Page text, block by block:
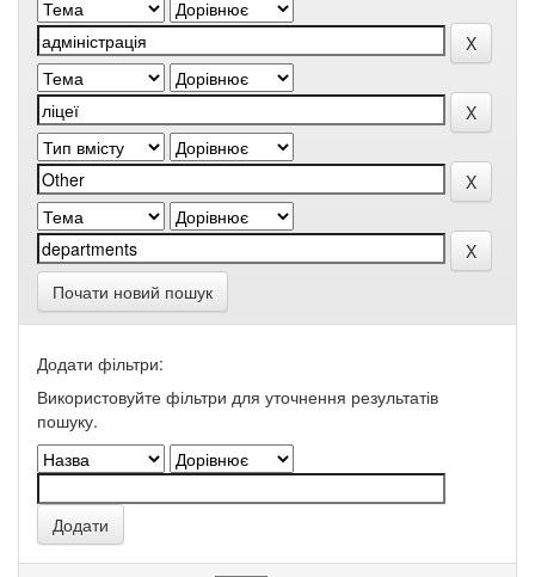
Почати новий пошук
Додати фільтри:
Використовуйте фільтри для уточнення результатів
пошуку.